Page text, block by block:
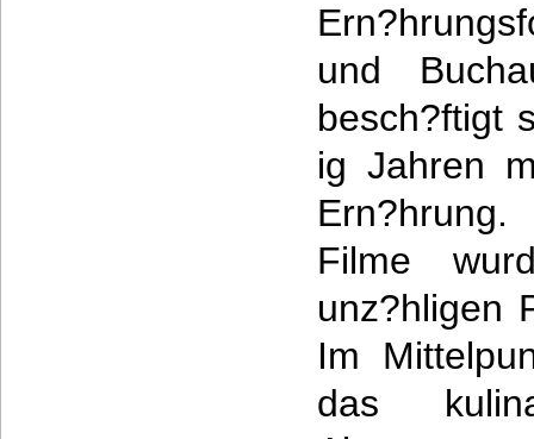
und
besch?ftigt
ig Jahren
Filme
unz?hligen
Im
das